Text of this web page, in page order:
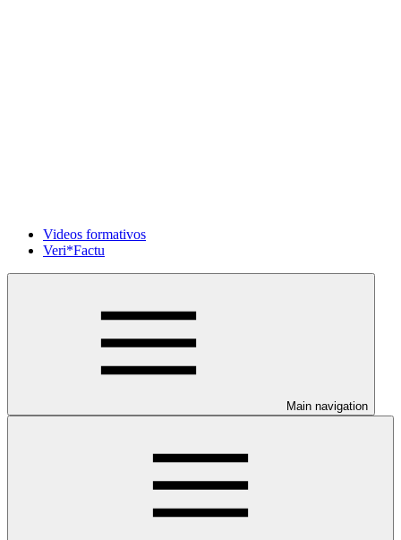
Videos formativos
Veri*Factu
Main navigation